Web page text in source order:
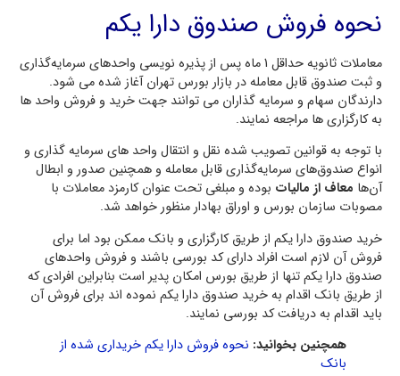
نحوه فروش صندوق دارا یکم
معاملات ثانویه حداقل 1 ماه پس از پذیره نویسی واحدهای سرمایه‌گذاری
و ثبت صندوق قابل معامله در بازار بورس تهران آغاز شده می شود.
دارندگان سهام و سرمایه گذاران می توانند جهت خرید و فروش واحد ها
به کارگزاری ها مراجعه نمایند.
با توجه به قوانین تصویب شده نقل و انتقال واحد های سرمایه گذاری و
انواع صندوق‌های سرمایه‌گذاری قابل معامله و همچنین صدور و ابطال
آن‌ها معاف از مالیات بوده و مبلغی تحت عنوان کارمزد معاملات با
مصوبات سازمان بورس و اوراق بهادار منظور خواهد شد.
خرید صندوق دارا یکم از طریق کارگزاری و بانک ممکن بود اما برای
فروش آن لازم است افراد دارای کد بورسی باشند و فروش واحدهای
صندوق دارا یکم تنها از طریق بورس امکان پدیر است بنابراین افرادی که
از طریق بانک اقدام به خرید صندوق دارا یکم نموده اند برای فروش آن
باید اقدام به دریافت کد بورسی نمایند.
همچنین بخوانید: نحوه فروش دارا یکم خریداری شده از
بانک